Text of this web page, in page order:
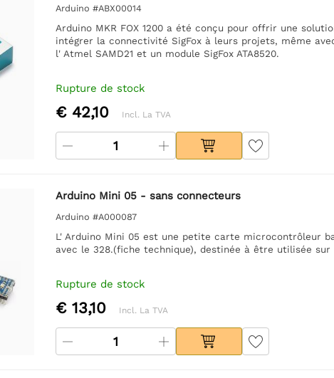
Arduino #ABX00014
Arduino MKR FOX 1200 a été conçu pour offrir une
intégrer la connectivité SigFox à leurs projets, même
l' Atmel SAMD21 et un module SigFox ATA8520.
Rupture de stock
€ 42,10 Incl. La TVA
Arduino Mini 05 - sans connecteurs
Arduino #A000087
L' Arduino Mini 05 est une petite carte microcontrôleur
avec le 328.(fiche technique), destinée à être utilisée
Rupture de stock
€ 13,10 Incl. La TVA